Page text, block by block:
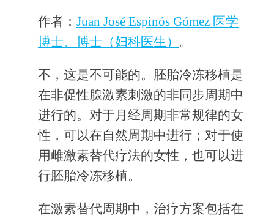
作者： Juan José Espinós Gómez 医学
博士、博士（妇科医生） 。
不，这是不可能的。胚胎冷冻移植是
在非促性腺激素刺激的非同步周期中
进行的。对于月经周期非常规律的女
性，可以在自然周期中进行；对于使
用雌激素替代疗法的女性，也可以进
行胚胎冷冻移植。
在激素替代周期中，治疗方案包括在